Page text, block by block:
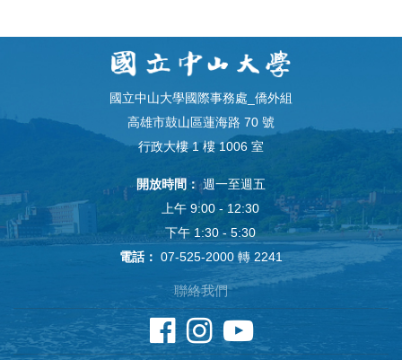
國立中山大學國際事務處_僑外組
高雄市鼓山區蓮海路 70 號
行政大樓 1 樓 1006 室
開放時間：週一至週五
上午 9:00 - 12:30
下午 1:30 - 5:30
電話： 07-525-2000 轉 2241
聯絡我們